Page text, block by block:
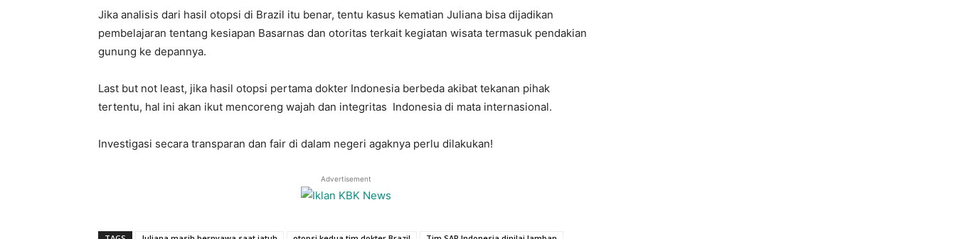
Jika analisis dari hasil otopsi di Brazil itu benar, tentu kasus kematian Juliana bisa dijadikan
pembelajaran tentang kesiapan Basarnas dan otoritas terkait kegiatan wisata termasuk pendakian
gunung ke depannya.
Last but not least, jika hasil otopsi pertama dokter Indonesia berbeda akibat tekanan pihak
tertentu, hal ini akan ikut mencoreng wajah dan integritas Indonesia di mata internasional.
Investigasi secara transparan dan fair di dalam negeri agaknya perlu dilakukan!
Advertisement